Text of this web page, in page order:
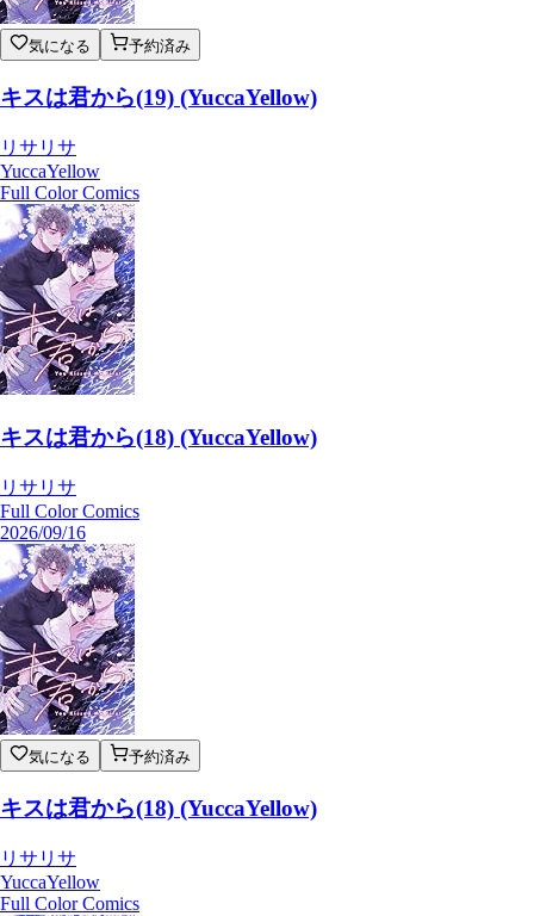
気になる 予約済み
キスは君から(19) (YuccaYellow)
リサリサ
YuccaYellow
Full Color Comics
キスは君から(18) (YuccaYellow)
リサリサ
Full Color Comics
2026/09/16
気になる 予約済み
キスは君から(18) (YuccaYellow)
リサリサ
YuccaYellow
Full Color Comics